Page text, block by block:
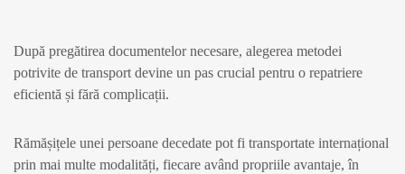
După pregătirea documentelor necesare, alegerea metodei
potrivite de transport devine un pas crucial pentru o repatriere
eficientă și fără complicații.
Rămășițele unei persoane decedate pot fi transportate internațional
prin mai multe modalități, fiecare având propriile avantaje, în